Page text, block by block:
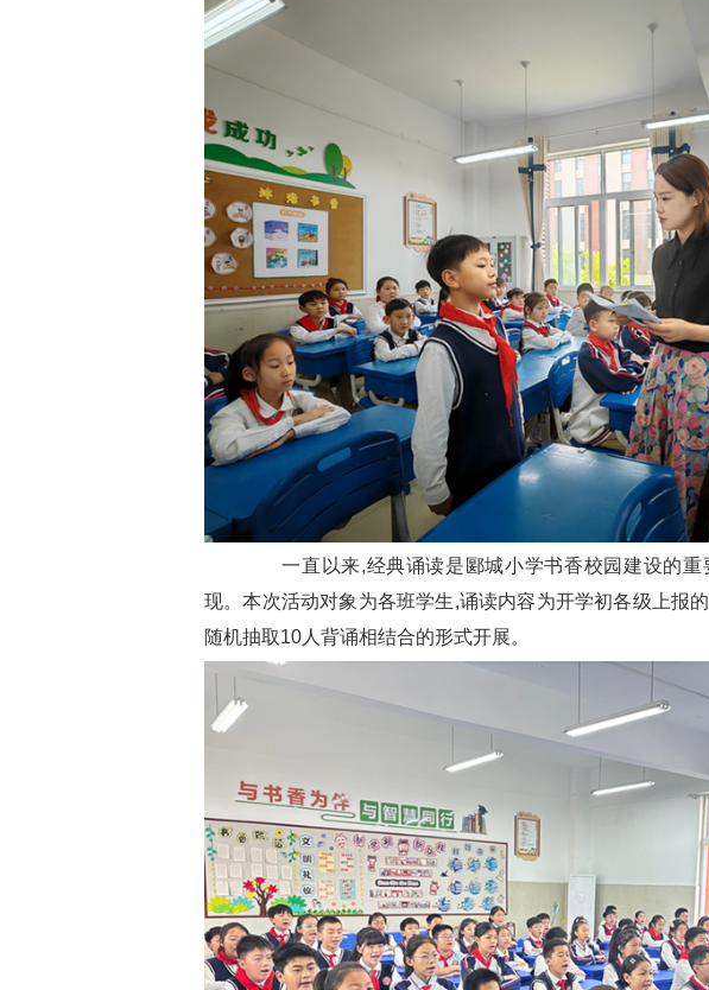
一直以来,经典诵读是郾城小学书香校园建设的重
现。本次活动对象为各班学生,诵读内容为开学初各级上报
随机抽取10人背诵相结合的形式开展。